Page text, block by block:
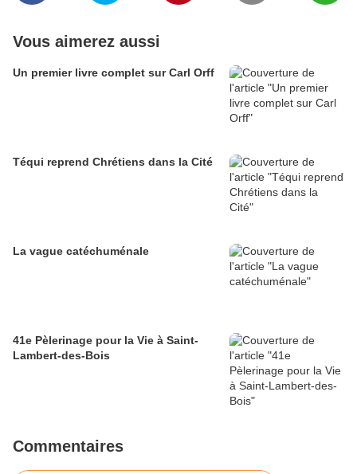
Vous aimerez aussi
Un premier livre complet sur Carl Orff
Téqui reprend Chrétiens dans la Cité
La vague catéchuménale
41e Pèlerinage pour la Vie à Saint-
Lambert-des-Bois
Commentaires